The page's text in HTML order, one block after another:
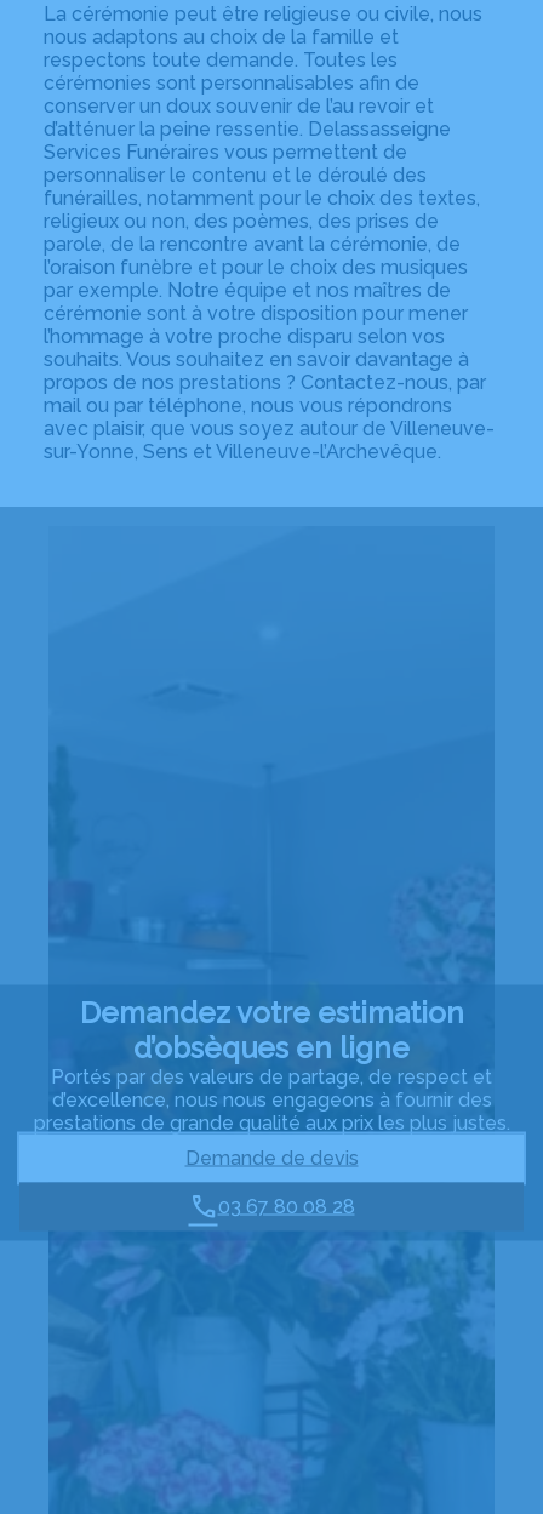
La cérémonie peut être religieuse ou civile, nous
nous adaptons au choix de la famille et
respectons toute demande. Toutes les
cérémonies sont personnalisables afin de
conserver un doux souvenir de l’au revoir et
d’atténuer la peine ressentie. Delassasseigne
Services Funéraires vous permettent de
personnaliser le contenu et le déroulé des
funérailles, notamment pour le choix des textes,
religieux ou non, des poèmes, des prises de
parole, de la rencontre avant la cérémonie, de
l’oraison funèbre et pour le choix des musiques
par exemple. Notre équipe et nos maîtres de
cérémonie sont à votre disposition pour mener
l’hommage à votre proche disparu selon vos
souhaits. Vous souhaitez en savoir davantage à
propos de nos prestations ? Contactez-nous, par
mail ou par téléphone, nous vous répondrons
avec plaisir, que vous soyez autour de Villeneuve-
sur-Yonne, Sens et Villeneuve-l’Archevêque.
Demandez votre estimation
d’obsèques en ligne
Portés par des valeurs de partage, de respect et
d’excellence, nous nous engageons à fournir des
prestations de grande qualité aux prix les plus justes.
Demande de devis
03 67 80 08 28